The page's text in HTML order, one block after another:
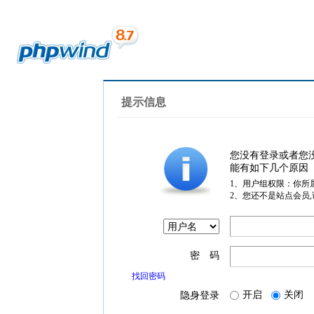
提示信息
您没有登录或者您
能有如下几个原因
1、用户组权限：你所
2、您还不是站点会员
密 码
找回密码
隐身登录 开启 关闭